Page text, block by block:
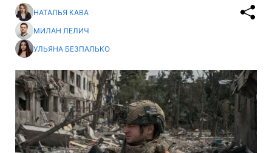
НАТАЛЬЯ КАВА
МИЛАН ЛЕЛИЧ
УЛЬЯНА БЕЗПАЛЬКО